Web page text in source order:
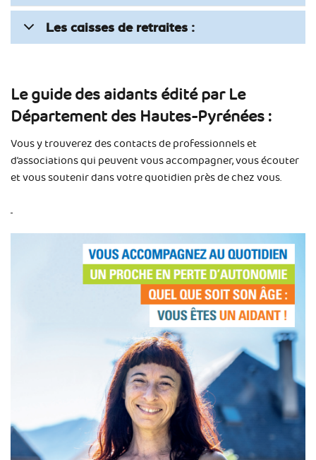
Les caisses de retraites :
Le guide des aidants édité par Le
Département des Hautes-Pyrénées :
Vous y trouverez des contacts de professionnels et
d’associations qui peuvent vous accompagner, vous écouter
et vous soutenir dans votre quotidien près de chez vous.